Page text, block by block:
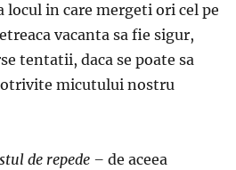
locul in care mergeti ori cel pe
vacanta sa fie sigur,
tentatii, daca se poate sa
micutului nostru
de repede – de aceea